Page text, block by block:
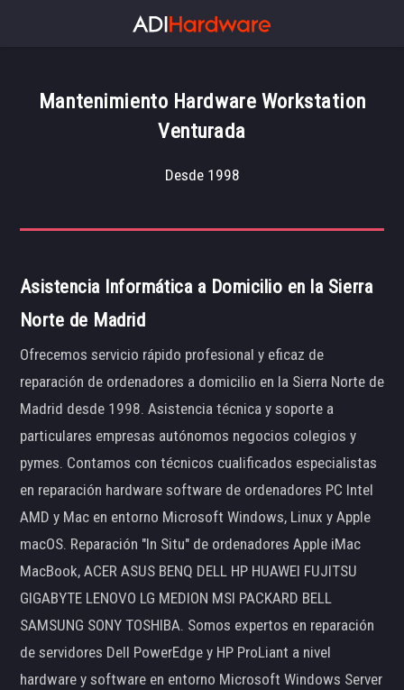
Mantenimiento Hardware Workstation
Venturada
Desde 1998
Asistencia Informática a Domicilio en la Sierra
Norte de Madrid
Ofrecemos servicio rápido profesional y eficaz de
reparación de ordenadores a domicilio en la Sierra Norte de
Madrid desde 1998. Asistencia técnica y soporte a
particulares empresas autónomos negocios colegios y
pymes. Contamos con técnicos cualificados especialistas
en reparación hardware software de ordenadores PC Intel
AMD y Mac en entorno Microsoft Windows, Linux y Apple
macOS. Reparación "In Situ" de ordenadores Apple iMac
MacBook, ACER ASUS BENQ DELL HP HUAWEI FUJITSU
GIGABYTE LENOVO LG MEDION MSI PACKARD BELL
SAMSUNG SONY TOSHIBA. Somos expertos en reparación
de servidores Dell PowerEdge y HP ProLiant a nivel
hardware y software en entorno Microsoft Windows Server